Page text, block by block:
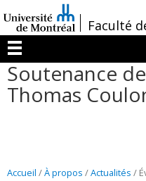
au
contenu
/Faculté
Menu
Soutenance
Thomas
Accueil /À propos /Actualités /